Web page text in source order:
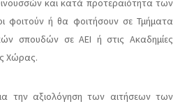
και κατά προτεραιότητα των
φοιτούν ή θα φοιτήσουν σε Τμήματα
σπουδών σε ΑΕΙ ή στις Ακαδημίες
Χώρας.
την αξιολόγηση των αιτήσεων των